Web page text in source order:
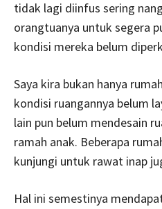
tidak lagi diinfus sering
orangtuanya untuk segera
kondisi mereka belum
Saya kira bukan hanya
kondisi ruangannya belum
lain pun belum mendesain
ramah anak. Beberapa
kunjungi untuk rawat inap
Hal ini semestinya